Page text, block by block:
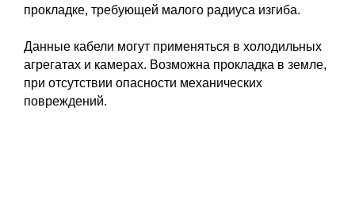
прокладке, требующей малого радиуса изгиба.
Данные кабели могут применяться в холодильных
агрегатах и камерах. Возможна прокладка в земле,
при отсутствии опасности механических
повреждений.